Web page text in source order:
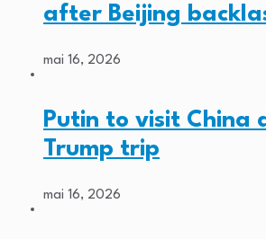
after Beijing
mai 16, 2026
Putin to visit China
Trump trip
mai 16, 2026